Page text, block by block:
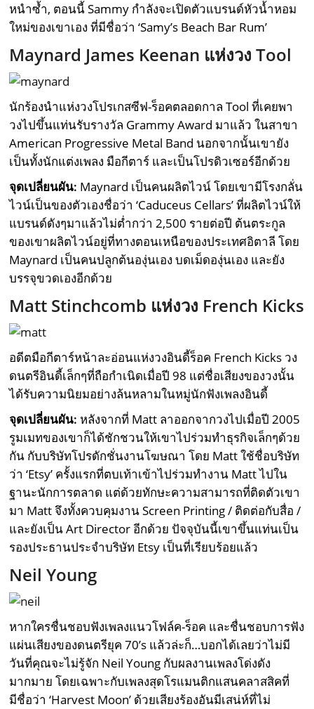
หนำซ้ำ, ตอนนี้ Sammy กำลังจะเปิดตัวแบรนด์หัวน้ำหอม
ใหม่ของเขาเอง ที่มีชื่อว่า ‘Samy’s Beach Bar Rum’
Maynard James Keenan แห่งวง Tool
นักร้องนำแห่งวงโปรเกสซีฟ-ร็อคตลอดกาล Tool ที่เคยพา
วงไปขึ้นแท่นรับรางวัล Grammy Award มาแล้ว ในสาขา
American Progressive Metal Band นอกจากนั้นเขายัง
เป็นทั้งนักแต่งเพลง มือกีตาร์ และเป็นโปรดิวเซอร์อีกด้วย
จุดเปลี่ยนผัน: Maynard เป็นคนผลิตไวน์ โดยเขามีโรงกลั่น
ไวน์เป็นของตัวเองชื่อว่า ‘Caduceus Cellars’ ที่ผลิตไวน์ให้
แบรนด์ดังๆมาแล้วไม่ต่ำกว่า 2,500 รายต่อปี ต้นตระกูล
ของเขาผลิตไวน์อยู่ที่ทางตอนเหนือของประเทศอิตาลี โดย
Maynard เป็นคนปลูกต้นองุ่นเอง บดเม็ดองุ่นเอง และยัง
บรรจุขวดเองอีกด้วย
Matt Stinchcomb แห่งวง French Kicks
อดีตมือกีตาร์หน้าละอ่อนแห่งวงอินดี้ร็อค French Kicks วง
ดนตรีอินดี้เล็กๆที่ถือกำเนิดเมื่อปี 98 แต่ชื่อเสียงของวงนั้น
ได้รับความนิยมอย่างล้นหลามในหมู่นักฟังเพลงอินดี้
จุดเปลี่ยนผัน: หลังจากที่ Matt ลาออกจากวงไปเมื่อปี 2005
รูมเมทของเขาก็ได้ชักชวนให้เขาไปร่วมทำธุรกิจเล็กๆด้วย
กัน กับบริษัทโปรดักชั่นงานโฆษณา โดย Matt ใช้ชื่อบริษัท
ว่า ‘Etsy’ ครั้งแรกที่ตบเท้าเข้าไปร่วมทำงาน Matt ไปใน
ฐานะนักการตลาด แต่ด้วยทักษะความสามารถที่ติดตัวเขา
มา Matt จึงทั้งควบคุมงาน Screen Printing / ติดต่อกับสื่อ /
และยังเป็น Art Director อีกด้วย ปัจจุบันนี้เขาขึ้นแท่นเป็น
รองประธานประจำบริษัท Etsy เป็นที่เรียบร้อยแล้ว
Neil Young
หากใครชื่นชอบฟังเพลงแนวโฟล์ค-ร็อค และชื่นชอบการฟัง
แผ่นเสียงของดนตรียุค 70’s แล้วล่ะก็…บอกได้เลยว่าไม่มี
วันที่คุณจะไม่รู้จัก Neil Young กับผลงานเพลงโด่งดัง
มากมาย โดยเฉพาะกับเพลงสุดโรแมนติกแสนคลาสสิคที่
มีชื่อว่า ‘Harvest Moon’ ด้วยเสียงร้องอันมีเสน่ห์ที่ไม่